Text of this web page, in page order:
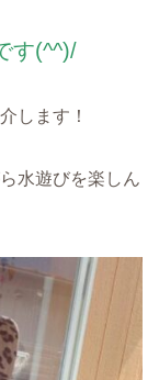
す(^^)/
します！
水遊びを楽しん